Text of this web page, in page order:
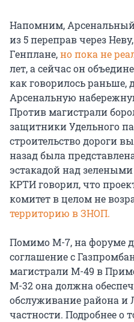
Напомним,
из 5 переправ через
Генплане,но пока не
лет, а сейчас он
как говорилось раньше,
Арсенальную
Против магистрали
защитники Удельного
строительство дороги
назад была
эстакадой над
КРТИ говорил, что
комитет в целом не
территорию в ЗНОП.
Помимо М-7, на форуме
соглашение с
магистрали М-49 в
М-32 она должна
обслуживание района и
частности. Подробнее о